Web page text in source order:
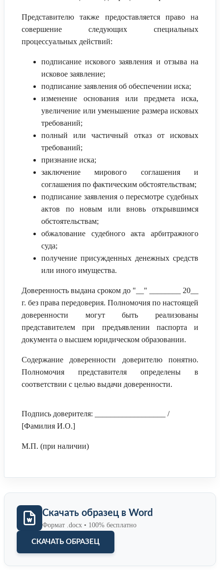
Представителю также предоставляется право на
совершение следующих специальных
процессуальных действий:
подписание искового заявления и отзыва на
исковое заявление;
подписание заявления об обеспечении иска;
изменение основания или предмета иска,
увеличение или уменьшение размера исковых
требований;
полный или частичный отказ от исковых
требований;
признание иска;
заключение мирового соглашения и
соглашения по фактическим обстоятельствам;
подписание заявления о пересмотре судебных
актов по новым или вновь открывшимся
обстоятельствам;
обжалование судебного акта арбитражного
суда;
получение присужденных денежных средств
или иного имущества.
Доверенность выдана сроком до "__" ________ 20__
г. без права передоверия. Полномочия по настоящей
доверенности могут быть реализованы
представителем при предъявлении паспорта и
документа о высшем юридическом образовании.
Содержание доверенности доверителю понятно.
Полномочия представителя определены в
соответствии с целью выдачи доверенности.
Подпись доверителя: __________________ /
[Фамилия И.О.]
М.П. (при наличии)
Скачать образец в Word
Формат .docx • 100% бесплатно
СКАЧАТЬ ОБРАЗЕЦ